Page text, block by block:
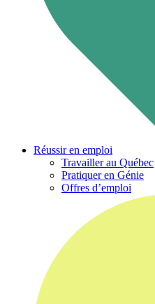
Réussir en emploi
Travailler au Québec
Pratiquer en Génie
Offres d’emploi